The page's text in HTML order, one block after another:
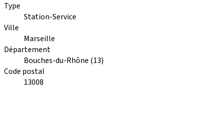
Type
Station-Service
Ville
Marseille
Département
Bouches-du-Rhône (13)
Code postal
13008